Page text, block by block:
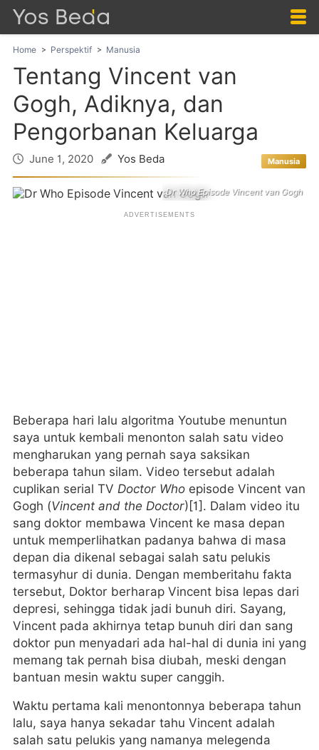
Home Perspektif Manusia
Tentang Vincent van
Gogh, Adiknya, dan
Pengorbanan Keluarga
June 1, 2020 Yos Beda Manusia
Dr Who Episode Vincent van Gogh
Beberapa hari lalu algoritma Youtube menuntun
saya untuk kembali menonton salah satu video
mengharukan yang pernah saya saksikan
beberapa tahun silam. Video tersebut adalah
cuplikan serial TV Doctor Whoepisode Vincent van
Gogh (Vincent and the Doctor)[1]. Dalam video itu
sang doktor membawa Vincent ke masa depan
untuk memperlihatkan padanya bahwa di masa
depan dia dikenal sebagai salah satu pelukis
termasyhur di dunia. Dengan memberitahu fakta
tersebut, Doktor berharap Vincent bisa lepas dari
depresi, sehingga tidak jadi bunuh diri. Sayang,
Vincent pada akhirnya tetap bunuh diri dan sang
doktor pun menyadari ada hal-hal di dunia ini yang
memang tak pernah bisa diubah, meski dengan
bantuan mesin waktu super canggih.
Waktu pertama kali menontonnya beberapa tahun
lalu, saya hanya sekadar tahu Vincent adalah
salah satu pelukis yang namanya melegenda